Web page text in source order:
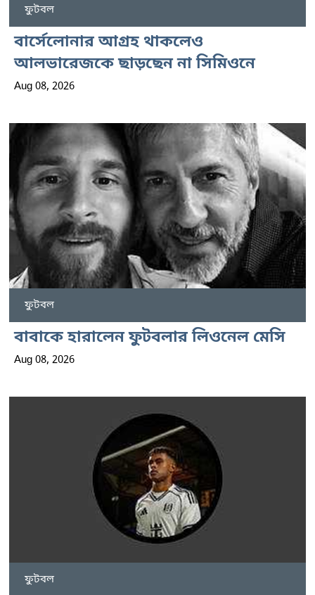
ফুটবল
বার্সেলোনার আগ্রহ থাকলেও
আলভারেজকে ছাড়ছেন না সিমিওনে
Aug 08, 2026
ফুটবল
বাবাকে হারালেন ফুটবলার লিওনেল মেসি
Aug 08, 2026
ফুটবল